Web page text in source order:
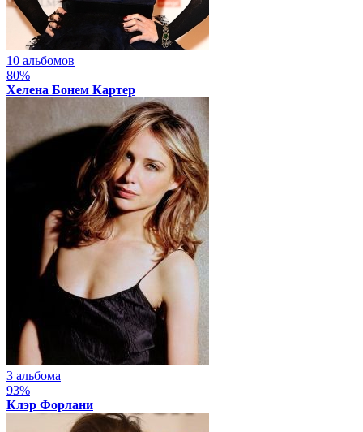
10 альбомов
80%
Хелена Бонем Картер
3 альбома
93%
Клэр Форлани